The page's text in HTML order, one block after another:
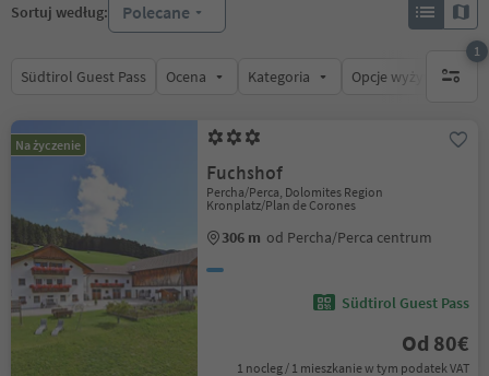
Sortuj według: Polecane
Südtirol Guest Pass Ocena Kategoria Opcje wyżywienia
1
1
Na życzenie
Fuchshof
Percha/Perca, Dolomites Region
Kronplatz/Plan de Corones
306 m od Percha/Perca centrum
Südtirol Guest Pass
Od 80€
1 nocleg / 1 mieszkanie w tym podatek VAT